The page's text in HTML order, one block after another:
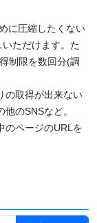
に圧縮したくない
ただけます。た
制限を数回分(調
の取得が出来ない
のSNSなど。
のページのURLを